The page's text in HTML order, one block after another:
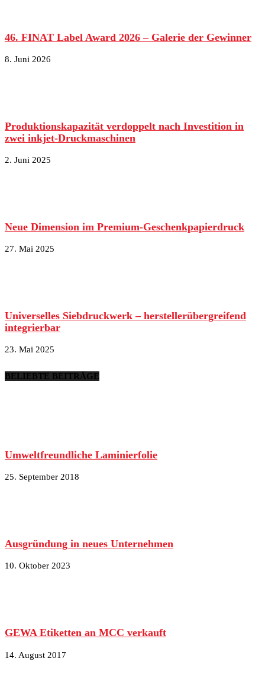
46. FINAT Label Award 2026 – Galerie der Gewinner
8. Juni 2026
Produktionskapazität verdoppelt nach Investition in
zwei inkjet-Druckmaschinen
2. Juni 2025
Neue Dimension im Premium-Geschenkpapierdruck
27. Mai 2025
Universelles Siebdruckwerk – herstellerübergreifend
integrierbar
23. Mai 2025
BELIEBTE BEITRÄGE
Umweltfreundliche Laminierfolie
25. September 2018
Ausgründung in neues Unternehmen
10. Oktober 2023
GEWA Etiketten an MCC verkauft
14. August 2017